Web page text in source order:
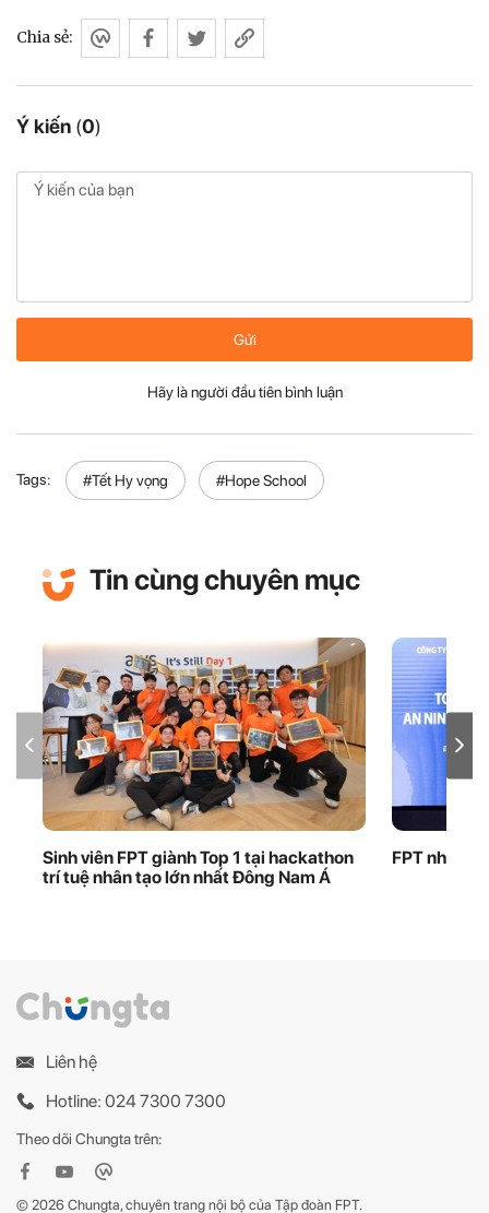
Ý kiến (0)
Chia sẻ:
Gửi
Hãy là người đầu tiên bình luận
Tags: #Tết Hy vọng #Hope School
Tin cùng chuyên mục
Sinh viên FPT giành Top 1 tại hackathon
trí tuệ nhân tạo lớn nhất Đông Nam Á
FPT nhận
Liên hệ
Hotline: 024 7300 7300
Theo dõi Chungta trên:
© 2026 Chungta, chuyên trang nội bộ của Tập đoàn FPT.